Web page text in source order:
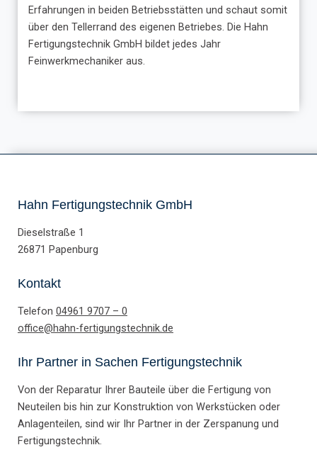
Erfahrungen in beiden Betriebsstätten und schaut somit
über den Tellerrand des eigenen Betriebes. Die Hahn
Fertigungstechnik GmbH bildet jedes Jahr
Feinwerkmechaniker aus.
Hahn Fertigungstechnik GmbH
Dieselstraße 1
26871 Papenburg
Kontakt
Telefon 04961 9707 – 0
office@hahn-fertigungstechnik.de
Ihr Partner in Sachen Fertigungstechnik
Von der Reparatur Ihrer Bauteile über die Fertigung von
Neuteilen bis hin zur Konstruktion von Werkstücken oder
Anlagenteilen, sind wir Ihr Partner in der Zerspanung und
Fertigungstechnik.